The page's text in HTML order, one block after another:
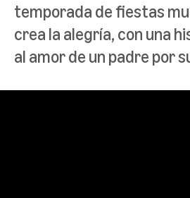
temporada de fiestas
crea la alegría, con una
al amor de un padre por